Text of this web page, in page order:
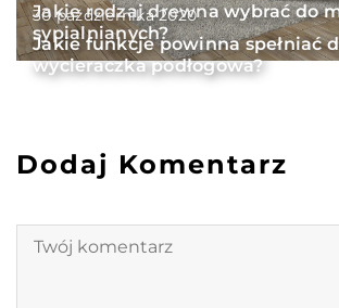
Jakie rodzaj drewna wybrać do
sypialnianych?
30 października 2020
Jakie funkcje powinna spełniać
wycieraczka podłogowa?
Dodaj Komentarz